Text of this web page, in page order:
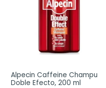
Alpecin Caffeine Champu
Doble Efecto, 200 ml